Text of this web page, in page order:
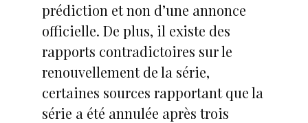
prédiction et non d’une annonce
officielle. De plus, il existe des
rapports contradictoires sur le
renouvellement de la série,
certaines sources rapportant que la
série a été annulée après trois